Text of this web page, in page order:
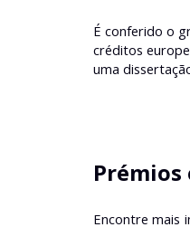
É conferido o
créditos
uma
Prémios
Encontre mais